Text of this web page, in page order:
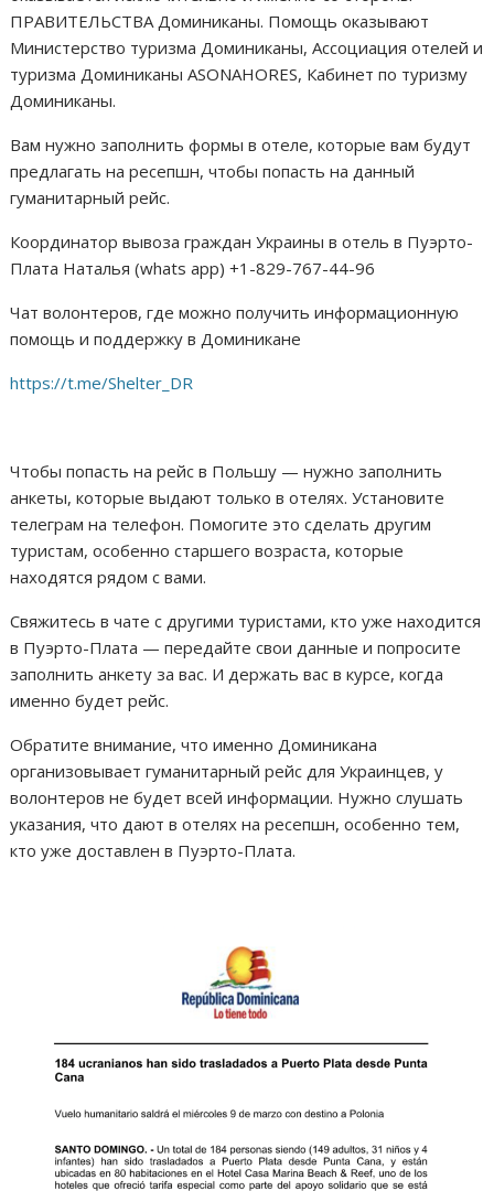
ПРАВИТЕЛЬСТВА Доминиканы. Помощь оказывают
Министерство туризма Доминиканы, Ассоциация отелей и
туризма Доминиканы ASONAHORES, Кабинет по туризму
Доминиканы.
Вам нужно заполнить формы в отеле, которые вам будут
предлагать на ресепшн, чтобы попасть на данный
гуманитарный рейс.
Координатор вывоза граждан Украины в отель в Пуэрто-
Плата Наталья (whats app) +1-829-767-44-96
Чат волонтеров, где можно получить информационную
помощь и поддержку в Доминикане
https://t.me/Shelter_DR
Чтобы попасть на рейс в Польшу — нужно заполнить
анкеты, которые выдают только в отелях. Установите
телеграм на телефон. Помогите это сделать другим
туристам, особенно старшего возраста, которые
находятся рядом с вами.
Свяжитесь в чате с другими туристами, кто уже находится
в Пуэрто-Плата — передайте свои данные и попросите
заполнить анкету за вас. И держать вас в курсе, когда
именно будет рейс.
Обратите внимание, что именно Доминикана
организовывает гуманитарный рейс для Украинцев, у
волонтеров не будет всей информации. Нужно слушать
указания, что дают в отелях на ресепшн, особенно тем,
кто уже доставлен в Пуэрто-Плата.